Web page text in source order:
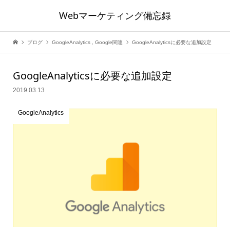
Webマーケティング備忘録
ブログ GoogleAnalytics Google関連 GoogleAnalyticsに必要な追加設定
GoogleAnalyticsに必要な追加設定
2019.03.13
GoogleAnalytics